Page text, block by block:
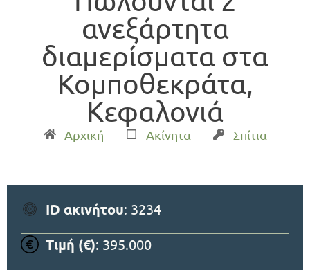
ανεξάρτητα
διαμερίσματα στα
Κομποθεκράτα,
Κεφαλονιά
Αρχική Ακίνητα Σπίτια
ID ακινήτου: 3234
Τιμή (€): 395.000